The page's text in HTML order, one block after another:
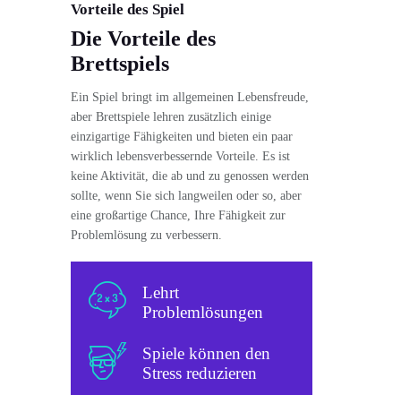
Vorteile des Spiel
Die Vorteile des
Brettspiels
Ein Spiel bringt im allgemeinen Lebensfreude,
aber Brettspiele lehren zusätzlich einige
einzigartige Fähigkeiten und bieten ein paar
wirklich lebensverbessernde Vorteile. Es ist
keine Aktivität, die ab und zu genossen werden
sollte, wenn Sie sich langweilen oder so, aber
eine großartige Chance, Ihre Fähigkeit zur
Problemlösung zu verbessern.
Lehrt
Problemlösungen
Spiele können den
Stress reduzieren